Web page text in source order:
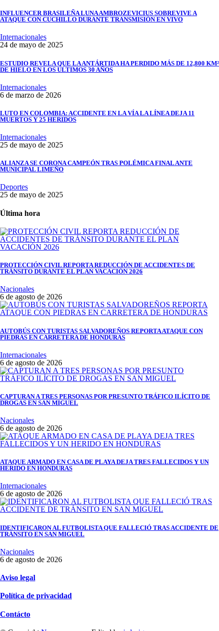
INFLUENCER BRASILEÑA LUNA AMBROZEVICIUS SOBREVIVE A
ATAQUE CON CUCHILLO DURANTE TRANSMISIÓN EN VIVO
Internacionales
24 de mayo de 2025
ESTUDIO REVELA QUE LA ANTÁRTIDA HA PERDIDO MÁS DE 12,800 KM²
DE HIELO EN LOS ÚLTIMOS 30 AÑOS
Internacionales
6 de marzo de 2026
LUTO EN COLOMBIA: ACCIDENTE EN LA VÍA LA LÍNEA DEJA 11
MUERTOS Y 25 HERIDOS
Internacionales
25 de mayo de 2025
ALIANZA SE CORONA CAMPEÓN TRAS POLÉMICA FINAL ANTE
MUNICIPAL LIMEÑO
Deportes
25 de mayo de 2025
Última hora
PROTECCIÓN CIVIL REPORTA REDUCCIÓN DE ACCIDENTES DE
TRÁNSITO DURANTE EL PLAN VACACIÓN 2026
Nacionales
6 de agosto de 2026
AUTOBÚS CON TURISTAS SALVADOREÑOS REPORTA ATAQUE CON
PIEDRAS EN CARRETERA DE HONDURAS
Internacionales
6 de agosto de 2026
CAPTURAN A TRES PERSONAS POR PRESUNTO TRÁFICO ILÍCITO DE
DROGAS EN SAN MIGUEL
Nacionales
6 de agosto de 2026
ATAQUE ARMADO EN CASA DE PLAYA DEJA TRES FALLECIDOS Y UN
HERIDO EN HONDURAS
Internacionales
6 de agosto de 2026
IDENTIFICARON AL FUTBOLISTA QUE FALLECIÓ TRAS ACCIDENTE DE
TRÁNSITO EN SAN MIGUEL
Nacionales
6 de agosto de 2026
Aviso legal
Política de privacidad
Contácto